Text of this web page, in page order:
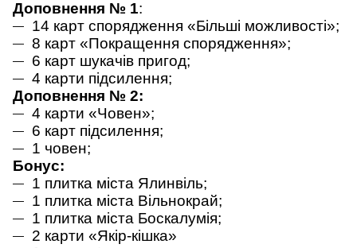
Доповнення № 1:
14 карт спорядження «Більші можливості»;
8 карт «Покращення спорядження»;
6 карт шукачів пригод;
4 карти підсилення;
Доповнення № 2:
4 карти «Човен»;
6 карт підсилення;
1 човен;
Бонус:
1 плитка міста Ялинвіль;
1 плитка міста Вільнокрай;
1 плитка міста Боскалумія;
2 карти «Якір-кішка»